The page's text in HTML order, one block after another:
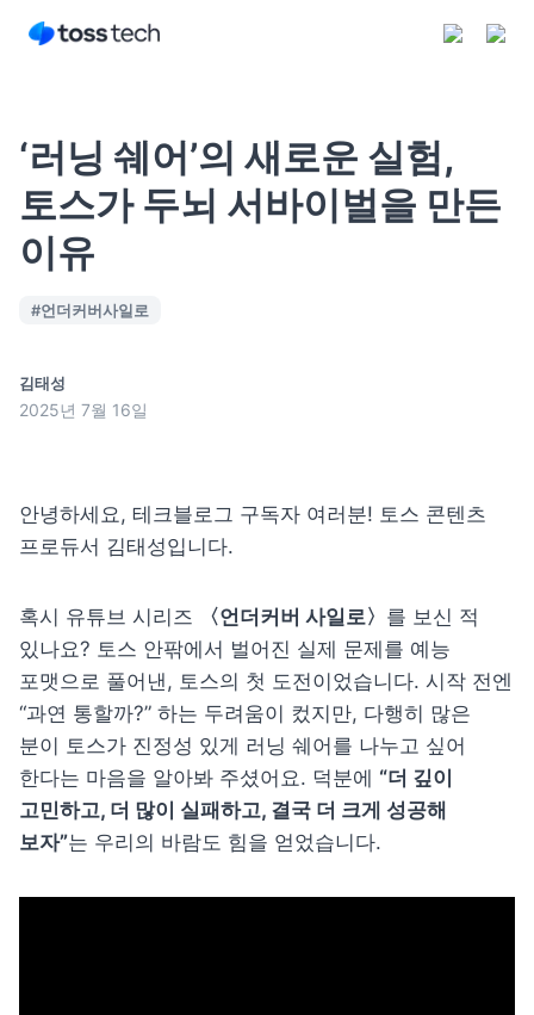
‘러닝 쉐어’의 새로운 실험,
토스가 두뇌 서바이벌을 만든
이유
#언더커버사일로
김태성
2025년 7월 16일
안녕하세요, 테크블로그 구독자 여러분! 토스 콘텐츠
프로듀서 김태성입니다.
혹시 유튜브 시리즈 〈언더커버 사일로〉 를 보신 적
있나요? 토스 안팎에서 벌어진 실제 문제를 예능
포맷으로 풀어낸, 토스의 첫 도전이었습니다. 시작 전엔
“과연 통할까?” 하는 두려움이 컸지만, 다행히 많은
분이 토스가 진정성 있게 러닝 쉐어를 나누고 싶어
한다는 마음을 알아봐 주셨어요. 덕분에 “더 깊이
고민하고, 더 많이 실패하고, 결국 더 크게 성공해
보자”는 우리의 바람도 힘을 얻었습니다.